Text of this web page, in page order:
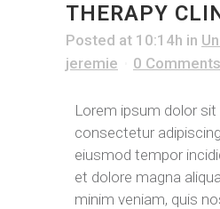
THERAPY
Posted at 10:14h in
jeremie
0 Comments
Lorem ipsum dolor sit
consectetur
eiusmod tempor
et dolore magna
minim veniam, quis